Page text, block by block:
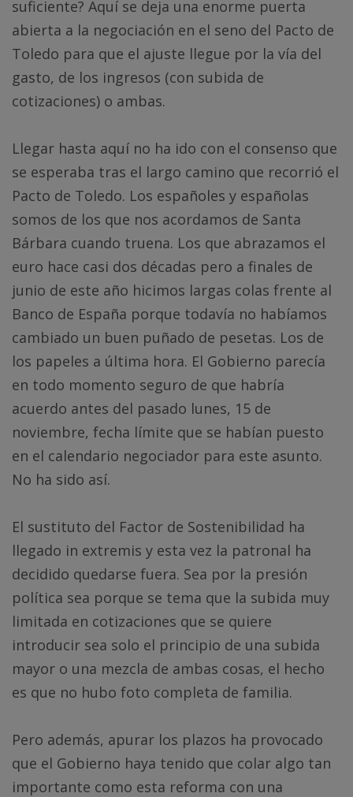
suficiente? Aquí se deja una enorme puerta
abierta a la negociación en el seno del Pacto de
Toledo para que el ajuste llegue por la vía del
gasto, de los ingresos (con subida de
cotizaciones) o ambas.
Llegar hasta aquí no ha ido con el consenso que
se esperaba tras el largo camino que recorrió el
Pacto de Toledo. Los españoles y españolas
somos de los que nos acordamos de Santa
Bárbara cuando truena. Los que abrazamos el
euro hace casi dos décadas pero a finales de
junio de este año hicimos largas colas frente al
Banco de España porque todavía no habíamos
cambiado un buen puñado de pesetas. Los de
los papeles a última hora. El Gobierno parecía
en todo momento seguro de que habría
acuerdo antes del pasado lunes, 15 de
noviembre, fecha límite que se habían puesto
en el calendario negociador para este asunto.
No ha sido así.
El sustituto del Factor de Sostenibilidad ha
llegado in extremis y esta vez la patronal ha
decidido quedarse fuera. Sea por la presión
política sea porque se tema que la subida muy
limitada en cotizaciones que se quiere
introducir sea solo el principio de una subida
mayor o una mezcla de ambas cosas, el hecho
es que no hubo foto completa de familia.
Pero además, apurar los plazos ha provocado
que el Gobierno haya tenido que colar algo tan
importante como esta reforma con una